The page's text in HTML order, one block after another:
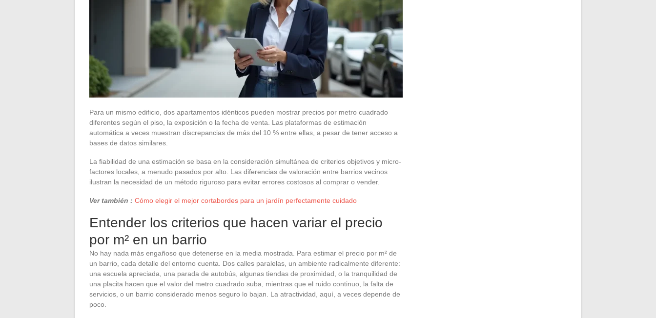
Para un mismo edificio, dos apartamentos idénticos pueden mostrar precios por metro cuadrado
diferentes según el piso, la exposición o la fecha de venta. Las plataformas de estimación
automática a veces muestran discrepancias de más del 10 % entre ellas, a pesar de tener acceso a
bases de datos similares.
La fiabilidad de una estimación se basa en la consideración simultánea de criterios objetivos y micro-
factores locales, a menudo pasados por alto. Las diferencias de valoración entre barrios vecinos
ilustran la necesidad de un método riguroso para evitar errores costosos al comprar o vender.
Ver también : Cómo elegir el mejor cortabordes para un jardín perfectamente cuidado
Entender los criterios que hacen variar el precio
por m² en un barrio
No hay nada más engañoso que detenerse en la media mostrada. Para estimar el precio por m² de
un barrio, cada detalle del entorno cuenta. Dos calles paralelas, un ambiente radicalmente diferente:
una escuela apreciada, una parada de autobús, algunas tiendas de proximidad, o la tranquilidad de
una placita hacen que el valor del metro cuadrado suba, mientras que el ruido continuo, la falta de
servicios, o un barrio considerado menos seguro lo bajan. La atractividad, aquí, a veces depende de
poco.